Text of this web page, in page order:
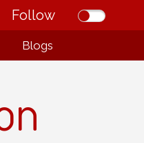
Follow
Blogs